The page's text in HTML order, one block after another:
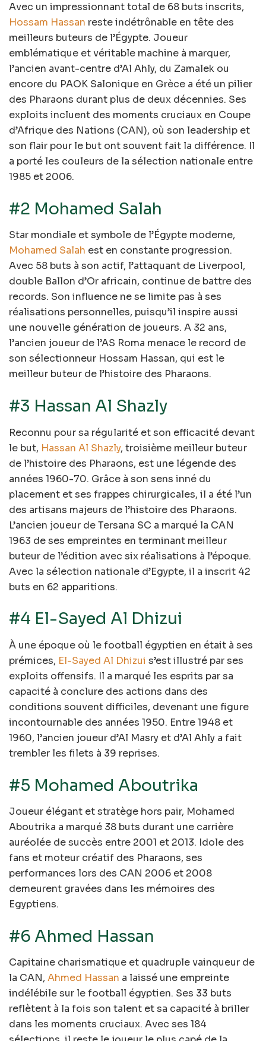
Avec un impressionnant total de 68 buts inscrits,
Hossam Hassan reste indétrônable en tête des
meilleurs buteurs de l’Égypte. Joueur
emblématique et véritable machine à marquer,
l’ancien avant-centre d’Al Ahly, du Zamalek ou
encore du PAOK Salonique en Grèce a été un pilier
des Pharaons durant plus de deux décennies. Ses
exploits incluent des moments cruciaux en Coupe
d’Afrique des Nations (CAN), où son leadership et
son flair pour le but ont souvent fait la différence. Il
a porté les couleurs de la sélection nationale entre
1985 et 2006.
#2 Mohamed Salah
Star mondiale et symbole de l’Égypte moderne,
Mohamed Salah est en constante progression.
Avec 58 buts à son actif, l’attaquant de Liverpool,
double Ballon d’Or africain, continue de battre des
records. Son influence ne se limite pas à ses
réalisations personnelles, puisqu’il inspire aussi
une nouvelle génération de joueurs. A 32 ans,
l’ancien joueur de l’AS Roma menace le record de
son sélectionneur Hossam Hassan, qui est le
meilleur buteur de l’histoire des Pharaons.
#3 Hassan Al Shazly
Reconnu pour sa régularité et son efficacité devant
le but, Hassan Al Shazly, troisième meilleur buteur
de l’histoire des Pharaons, est une légende des
années 1960-70. Grâce à son sens inné du
placement et ses frappes chirurgicales, il a été l’un
des artisans majeurs de l’histoire des Pharaons.
L’ancien joueur de Tersana SC a marqué la CAN
1963 de ses empreintes en terminant meilleur
buteur de l’édition avec six réalisations à l’époque.
Avec la sélection nationale d’Egypte, il a inscrit 42
buts en 62 apparitions.
#4 El-Sayed Al Dhizui
À une époque où le football égyptien en était à ses
prémices, El-Sayed Al Dhizui s’est illustré par ses
exploits offensifs. Il a marqué les esprits par sa
capacité à conclure des actions dans des
conditions souvent difficiles, devenant une figure
incontournable des années 1950. Entre 1948 et
1960, l’ancien joueur d’Al Masry et d’Al Ahly a fait
trembler les filets à 39 reprises.
#5 Mohamed Aboutrika
Joueur élégant et stratège hors pair, Mohamed
Aboutrika a marqué 38 buts durant une carrière
auréolée de succès entre 2001 et 2013. Idole des
fans et moteur créatif des Pharaons, ses
performances lors des CAN 2006 et 2008
demeurent gravées dans les mémoires des
Egyptiens.
#6 Ahmed Hassan
Capitaine charismatique et quadruple vainqueur de
la CAN, Ahmed Hassan a laissé une empreinte
indélébile sur le football égyptien. Ses 33 buts
reflètent à la fois son talent et sa capacité à briller
dans les moments cruciaux. Avec ses 184